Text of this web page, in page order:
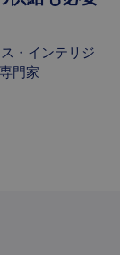
・インテリジ
門家